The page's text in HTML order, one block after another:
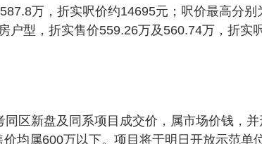
万，折实呎价约14695元；呎价最高分别
户型，折实售价559.26万及560.74万，折实
区新盘及同系项目成交价，属市场价钱，并
均属600万以下。项目将于明日开放示范单